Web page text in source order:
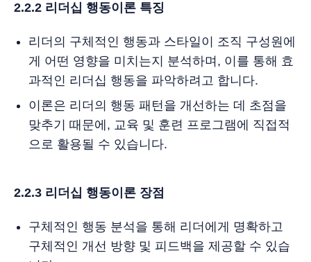
2.2.2 리더십 행동이론 특징
리더의 구체적인 행동과 스타일이 조직 구성원에
게 어떤 영향을 미치는지 분석하며, 이를 통해 효
과적인 리더십 행동을 파악하려고 합니다.
이론은 리더의 행동 패턴을 개선하는 데 초점을
맞추기 때문에, 교육 및 훈련 프로그램에 직접적
으로 활용될 수 있습니다.
2.2.3 리더십 행동이론 장점
구체적인 행동 분석을 통해 리더에게 명확하고
구체적인 개선 방향 및 피드백을 제공할 수 있습